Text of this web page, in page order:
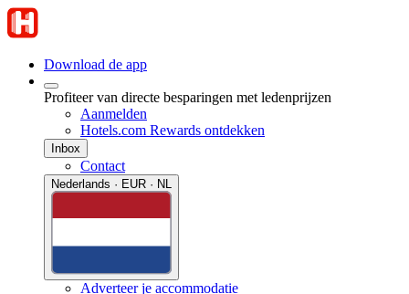
Download de app
Profiteer van directe besparingen met ledenprijzen
Aanmelden
Hotels.com Rewards ontdekken
Inbox
Contact
Nederlands · EUR · NL
Adverteer je accommodatie